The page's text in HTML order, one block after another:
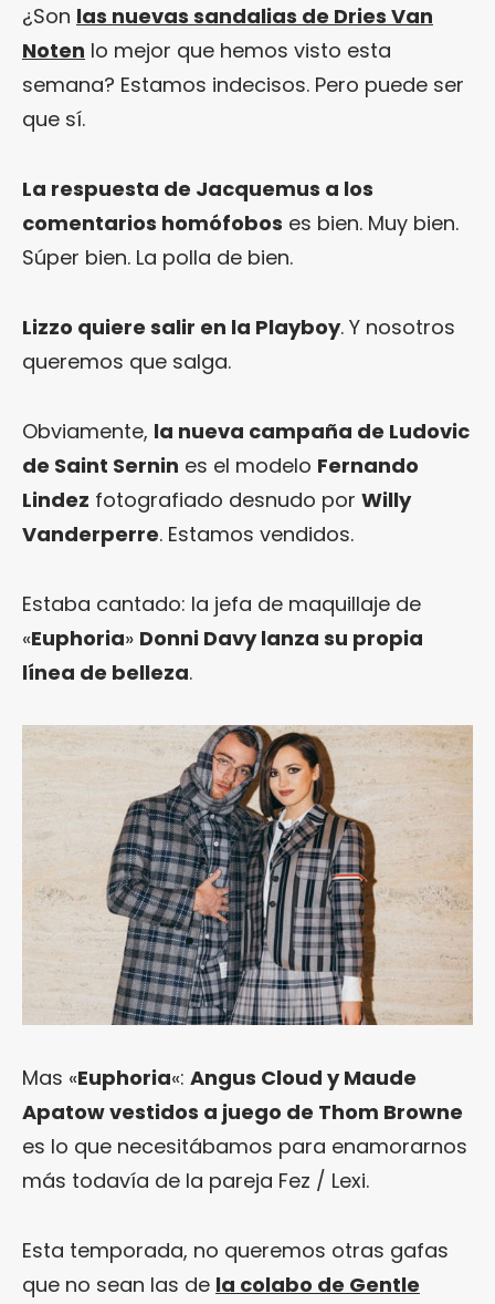
¿Son las nuevas sandalias de Dries Van
Noten lo mejor que hemos visto esta
semana? Estamos indecisos. Pero puede ser
que sí.
La respuesta de Jacquemus a los
comentarios homófobos es bien. Muy bien.
Súper bien. La polla de bien.
Lizzo quiere salir en la Playboy. Y nosotros
queremos que salga.
Obviamente, la nueva campaña de Ludovic
de Saint Sernin es el modelo Fernando
Lindez fotografiado desnudo por Willy
Vanderperre. Estamos vendidos.
Estaba cantado: la jefa de maquillaje de
«Euphoria» Donni Davy lanza su propia
línea de belleza.
Mas «Euphoria«: Angus Cloud y Maude
Apatow vestidos a juego de Thom Browne
es lo que necesitábamos para enamorarnos
más todavía de la pareja Fez / Lexi.
Esta temporada, no queremos otras gafas
que no sean las de la colabo de Gentle